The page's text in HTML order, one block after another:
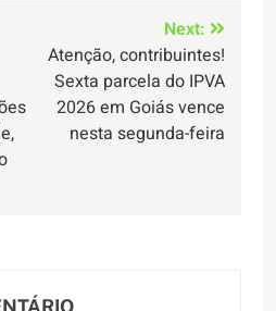
Next:
Atenção, contribuintes!
Sexta parcela do IPVA
2026 em Goiás vence
nesta segunda-feira